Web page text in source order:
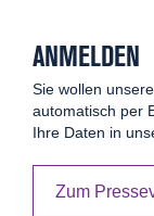
ANMELDEN
Sie wollen
automatisch per
Ihre Daten in
Zum